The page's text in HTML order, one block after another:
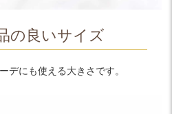
の良いサイズ
デにも使える大きさです。